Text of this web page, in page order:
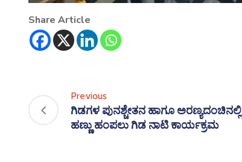
Share Article
Previous
ಗಿಡಗಳ ಪುನಶ್ಚೇತನ ಹಾಗೂ ಅರಣ್ಯದಂಚಿನಲ್ಲಿ
ಹಣ್ಣು ಹಂಪಲು ಗಿಡ ನಾಟಿ ಕಾರ್ಯಕ್ರಮ